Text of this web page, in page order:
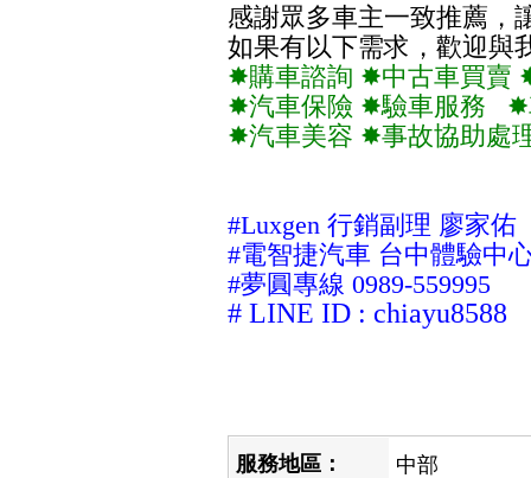
感謝眾多車主一致推薦，
如果有以下需求，歡迎與
✸購車諮詢 ✸中古車買賣
✸汽車保險 ✸驗車服務
✸汽車美容 ✸事故協助處
#Luxgen行銷副理 廖家佑
#電智捷汽車 台中體驗中
#夢圓專線 0989-559995
# LINE ID : chiayu8588
服務地區： 中部